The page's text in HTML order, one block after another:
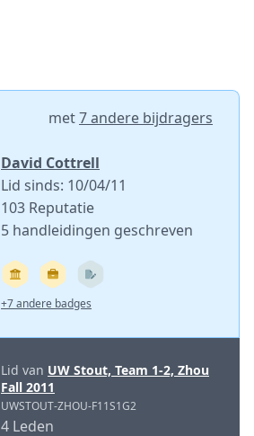
met7 andere bijdragers
David Cottrell
Lid sinds: 10/04/11
103 Reputatie
5 handleidingen geschreven
+7 andere badges
Lid van UW Stout, Team 1-2, Zhou
Fall 2011
UWSTOUT-ZHOU-F11S1G2
4 Leden